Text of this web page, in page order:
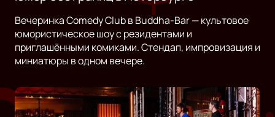
Вечеринка Comedy Club в Buddha-Bar — культовое
юмористическое шоу с резидентами и
приглашёнными комиками. Стендап, импровизация и
миниатюры в одном вечере.